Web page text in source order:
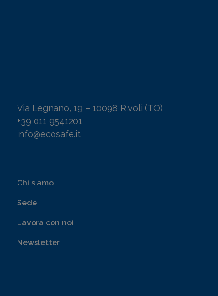
Via Legnano, 19 – 10098 Rivoli (TO)
+39 011 9541201
info@ecosafe.it
Chi siamo
Sede
Lavora con noi
Newsletter